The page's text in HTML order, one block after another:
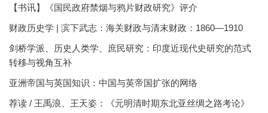
【书讯】《国民政府禁烟与鸦片财政研究》评介
财政历史学 | 滨下武志：海关财政与清末财政：1860—1910
剑桥学派、历史人类学、庶民研究：印度近现代史研究的范式
转移与视角互补
亚洲帝国与英国知识：中国与英帝国扩张的网络
荐读 / 王禹浪、王天姿：《元明清时期东北亚丝绸之路考论》